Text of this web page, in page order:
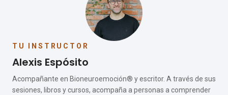
TU INSTRUCTOR
Alexis Espósito
Acompañante en Bioneuroemoción® y escritor. A través de sus
sesiones, libros y cursos, acompaña a personas a comprender